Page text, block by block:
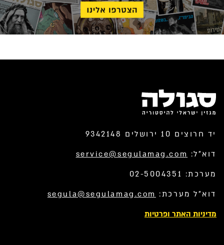
יד חרוצים 10 ירושלים 9342148
דוא”ל:service@segulamag.com
מערכת: 02-5004351
דוא”ל מערכת:segula@segulamag.com
מדיניות האתר ופרטיות